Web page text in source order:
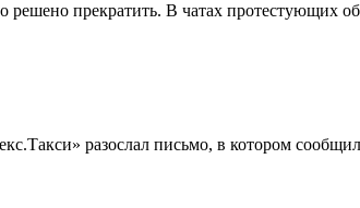
прекратить. В чатах протестующих
разослал письмо, в котором